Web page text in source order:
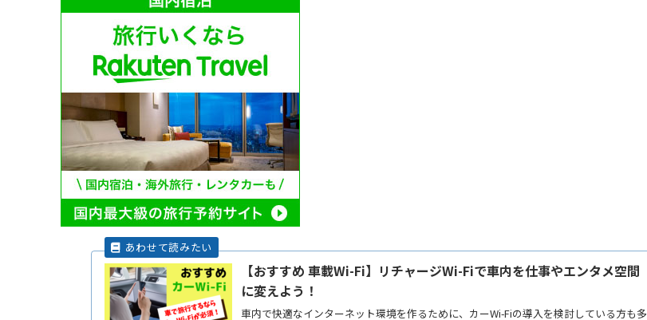
【おすすめ 車載Wi-Fi】リチャージWi-Fiで車内を仕事やエンタメ空間
に変えよう！
車内で快適なインターネット環境を作るために、カーWi-Fiの導入を検討している方も多